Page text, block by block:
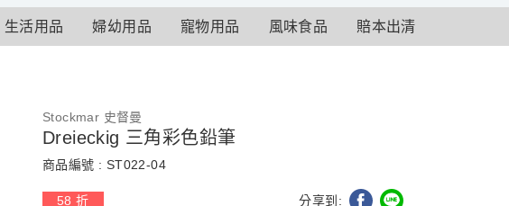
生活用品 婦幼用品 寵物用品 風味食品 賠本出清
Stockmar 史督曼
Dreieckig 三角彩色鉛筆
商品編號 : ST022-04
58 折 分享到: